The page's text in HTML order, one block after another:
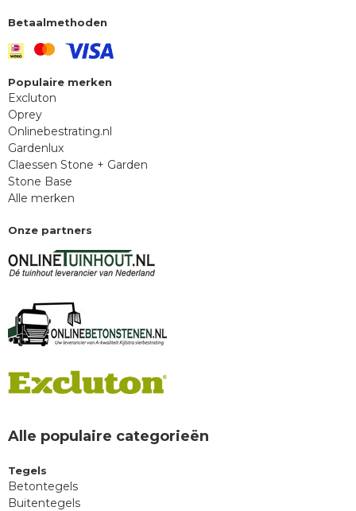
Betaalmethoden
Populaire merken
Excluton
Oprey
Onlinebestrating.nl
Gardenlux
Claessen Stone + Garden
Stone Base
Alle merken
Onze partners
Alle populaire categorieën
Tegels
Betontegels
Buitentegels